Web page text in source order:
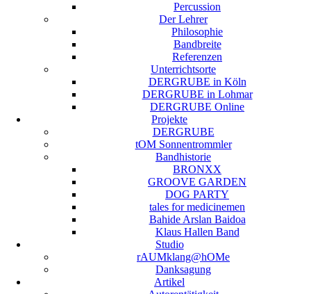
Percussion
Der Lehrer
Philosophie
Bandbreite
Referenzen
Unterrichtsorte
DERGRUBE in Köln
DERGRUBE in Lohmar
DERGRUBE Online
Projekte
DERGRUBE
tOM Sonnentrommler
Bandhistorie
BRONXX
GROOVE GARDEN
DOG PARTY
tales for medicinemen
Bahide Arslan Baidoa
Klaus Hallen Band
Studio
rAUMklang@hOMe
Danksagung
Artikel